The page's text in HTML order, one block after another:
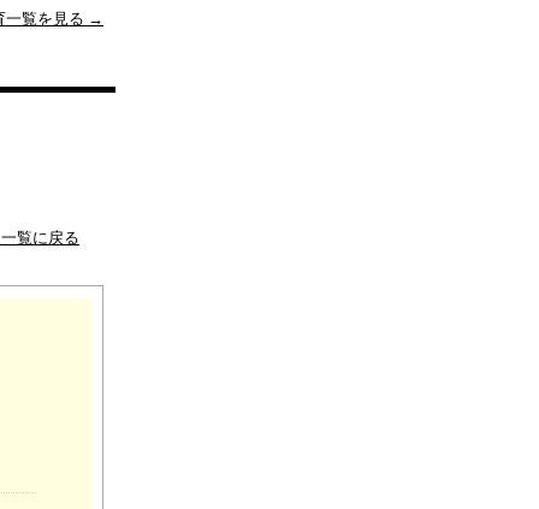
一覧を見る →
覧に戻る